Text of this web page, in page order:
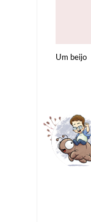
Um beijo